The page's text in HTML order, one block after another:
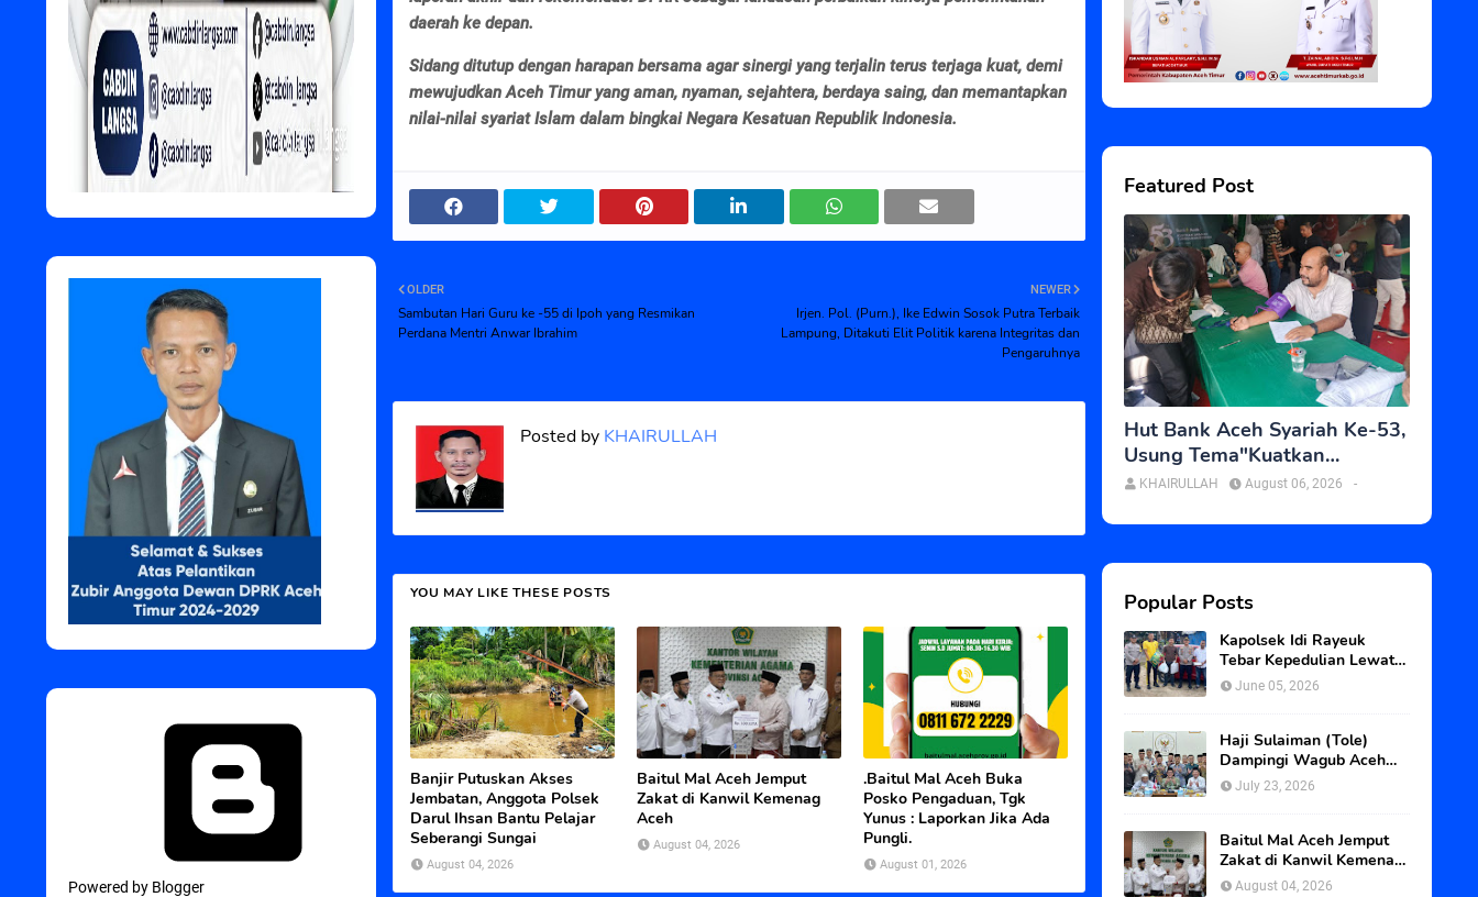
Powered by Blogger
daerah ke depan.
Sidang ditutup dengan harapan bersama agar sinergi yang terjalin terus terjaga kuat, demi
mewujudkan Aceh Timur yang aman, nyaman, sejahtera, berdaya saing, dan memantapkan
nilai-nilai syariat Islam dalam bingkai Negara Kesatuan Republik Indonesia.
NEWER
Irjen. Pol. (Purn.), Ike Edwin Sosok Putra Terbaik
Lampung, Ditakuti Elit Politik karena Integritas dan
Pengaruhnya
OLDER
Sambutan Hari Guru ke -55 di Ipoh yang Resmikan
Perdana Mentri Anwar Ibrahim
Posted by KHAIRULLAH
YOU MAY LIKE THESE POSTS
Banjir Putuskan Akses
Jembatan, Anggota Polsek
Darul Ihsan Bantu Pelajar
Seberangi Sungai
August 04, 2026
Baitul Mal Aceh Jemput
Zakat di Kanwil Kemenag
Aceh
August 04, 2026
.Baitul Mal Aceh Buka
Posko Pengaduan, Tgk
Yunus : Laporkan Jika Ada
Pungli.
August 01, 2026
Featured Post
Hut Bank Aceh Syariah Ke-53,
Usung Tema"Kuatkan
Amanah,Tumbuhkan Berkah
KHAIRULLAH -
August 06, 2026
Popular Posts
Kapolsek Idi Rayeuk
Tebar Kepedulian Lewat
Program Jum’at Berkah
June 05, 2026
Haji Sulaiman (Tole)
Dampingi Wagub Aceh
dan Abu Paya Pasi ke
BWI, Kawal Status Tanah
July 23, 2026
Baitul Mal Aceh Jemput
Zakat di Kanwil Kemenag
Aceh
August 04, 2026